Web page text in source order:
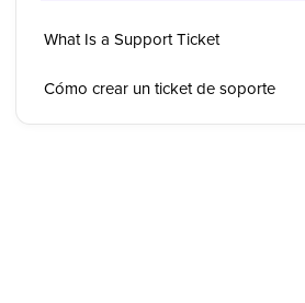
What Is a Support Ticket
Cómo crear un ticket de soporte